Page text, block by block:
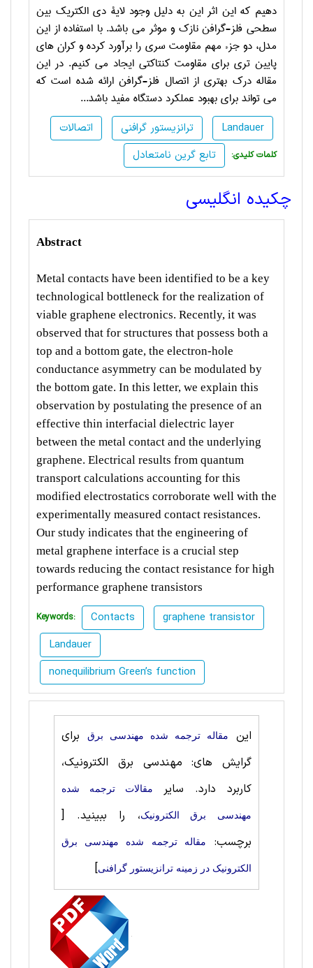
دهیم که این اثر این به دلیل وجود لایۀ دی الکتریک بین
سطحی فلز-گرافن نازک و موثر می باشد. با استفاده از این
مدل، دو جزء مهم مقاومت سری را برآورد کرده و کران های
پایین تری برای مقاومت کنتاکتی ایجاد می کنیم. در این
مقاله درک بهتری از اتصال فلز-گرافن ارائه شده است که
می تواند برای بهبود عملکرد دستگاه مفید باشد...
اتصالات ترانزیستور گرافنی
Landauer
تابع گرین نامتعادل
:کلمات کلیدی
چکیده انگلیسی
Abstract
Metal contacts have been identified to be a key
technological bottleneck for the realization of
viable graphene electronics. Recently, it was
observed that for structures that possess both a
top and a bottom gate, the electron-hole
conductance asymmetry can be modulated by
the bottom gate. In this letter, we explain this
observation by postulating the presence of an
effective thin interfacial dielectric layer
between the metal contact and the underlying
graphene. Electrical results from quantum
transport calculations accounting for this
modified electrostatics corroborate well with the
experimentally measured contact resistances.
Our study indicates that the engineering of
metal graphene interface is a crucial step
towards reducing the contact resistance for high
performance graphene transistors
Keywords: Contacts
graphene transistor
Landauer
nonequilibrium Green’s function
این مقاله ترجمه شده مهندسی برق
برای
گرایش های: مهندسی برق الکترونیک،
کاربرد دارد. سایر
مقالات ترجمه شده
مهندسی برق الکترونیک، را ببینید. [
برچسب:
مقاله ترجمه شده مهندسی برق
الکترونیک در زمینه ترانزیستور گرافنی]